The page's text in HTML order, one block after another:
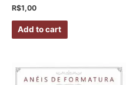
R$1,00
Add to cart